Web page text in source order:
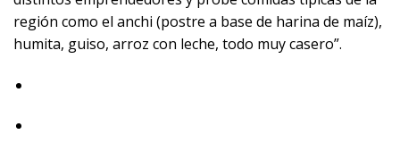
región como el anchi (postre a base de harina de maíz),
humita, guiso, arroz con leche, todo muy casero”.